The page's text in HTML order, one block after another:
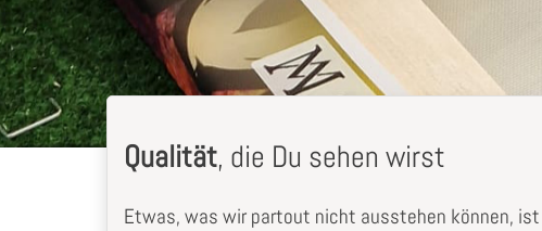
Qualität, die Du sehen wirst
Etwas, was wir partout nicht ausstehen können,